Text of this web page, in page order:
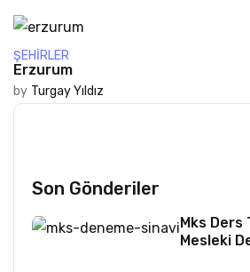
ŞEHIRLER
Erzurum
by Turgay Yıldız
Son Gönderiler
Mks Ders
Mesleki